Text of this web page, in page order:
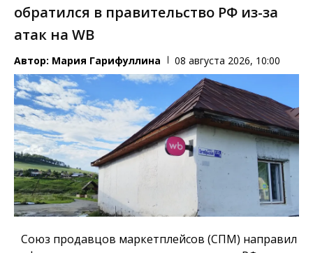
обратился в правительство РФ из-за
атак на WB
Автор: Мария Гарифуллина 08 августа 2026, 10:00
Союз продавцов маркетплейсов (СПМ) направил